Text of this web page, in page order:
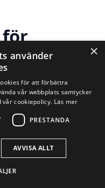
i Idkerberget
under de
är här vår
jmbb.se
×
använder
för att förbättra
vår webbplats samtycker
cookiepolicy. Läs mer
PRESTANDA
AVVISA ALLT